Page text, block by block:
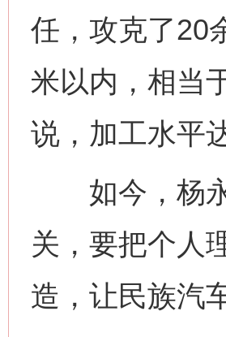
任，攻克了20
米以内，相当
说，加工水平
如今，杨永
关，要把个人
造，让民族汽